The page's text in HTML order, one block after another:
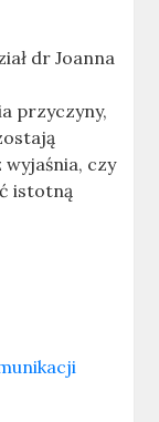
dr Joanna
przyczyny,
czy
istotną